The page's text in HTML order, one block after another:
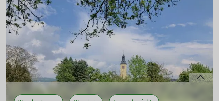
Lutzerath. Auf regionalen Wegen zur Achterhöhe, im
Üßbachtal, um das Immerather Maar und entlang des
Maarbach.
mehr erfahren